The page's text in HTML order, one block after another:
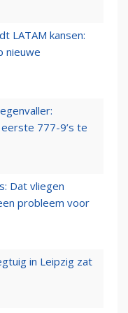
LATAM kansen:
nieuwe
777-9’s te
Dat vliegen
probleem voor
in Leipzig zat